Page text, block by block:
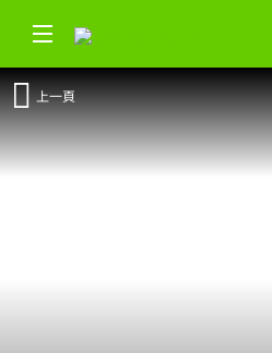
上一頁